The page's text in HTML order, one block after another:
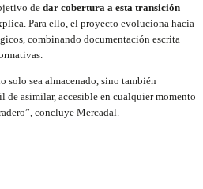
de dar cobertura a esta transición
Para ello, el proyecto evoluciona hacia
combinando documentación escrita
solo sea almacenado, sino también
de asimilar, accesible en cualquier momento
concluye Mercadal.